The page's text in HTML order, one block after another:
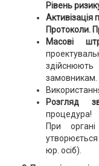
Рівень
Активізація
Протоколи.
Масові
замовникам.
Розгляд
процедура!
При
утворюється
юр. осіб).